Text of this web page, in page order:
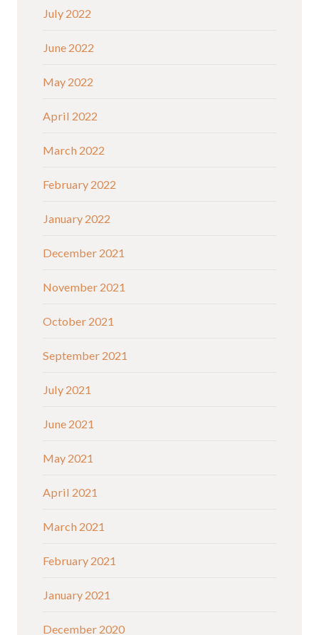
July 2022
June 2022
May 2022
April 2022
March 2022
February 2022
January 2022
December 2021
November 2021
October 2021
September 2021
July 2021
June 2021
May 2021
April 2021
March 2021
February 2021
January 2021
December 2020